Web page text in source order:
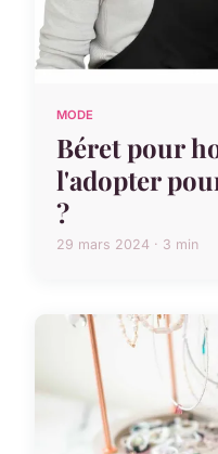
MODE
Béret pour
l'adopter
?
29 mars 2024 · 3 min